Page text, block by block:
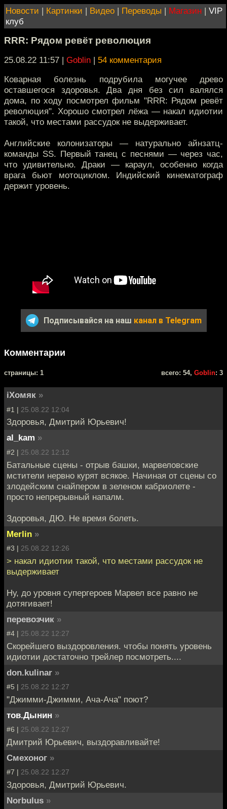
Новости | Картинки | Видео | Переводы | Магазин | VIP
клуб
RRR: Рядом ревёт революция
25.08.22 11:57 | Goblin | 54 комментария
Коварная болезнь подрубила могучее древо
оставшегося здоровья. Два дня без сил валялся
дома, по ходу посмотрел фильм "RRR: Рядом ревёт
революция". Хорошо смотрел лёжа — накал идиотии
такой, что местами рассудок не выдерживает.
Английские колонизаторы — натурально айнзатц-
команды SS. Первый танец с песнями — через час,
что удивительно. Драки — караул, особенно когда
врага бьют мотоциклом. Индийский кинематограф
держит уровень.
Подписывайся на наш канал в Telegram
Комментарии
cтраницы: 1 всего: 54, Goblin: 3
iХомяк »
#1 | 25.08.22 12:04
Здоровья, Дмитрий Юрьевич!
al_kam »
#2 | 25.08.22 12:12
Батальные сцены - отрыв башки, марвеловские
мстители нервно курят всякое. Начиная от сцены со
злодейским снайпером в зеленом кабриолете -
просто непрерывный напалм.
Здоровья, ДЮ. Не время болеть.
Merlin »
#3 | 25.08.22 12:26
> накал идиотии такой, что местами рассудок не
выдерживает
Ну, до уровня супергероев Марвел все равно не
дотягивает!
перевозчик »
#4 | 25.08.22 12:27
Скорейшего выздоровления. чтобы понять уровень
идиотии достаточно трейлер посмотреть....
don.kulinar »
#5 | 25.08.22 12:27
"Джимми-Джимми, Ача-Ача" поют?
тов.Дынин »
#6 | 25.08.22 12:27
Дмитрий Юрьевич, выздоравливайте!
Смехоног »
#7 | 25.08.22 12:27
Здоровья, Дмитрий Юрьевич.
Norbulus »